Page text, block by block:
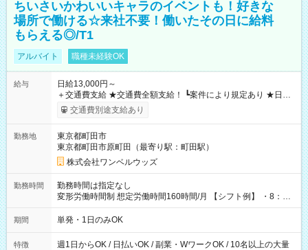
ちいさいかわいいキャラのイベントも！好きな
場所で働ける☆来社不要！働いたその日に給料
もらえる◎/T1
アルバイト 職種未経験OK
給与
日給13,000円～
＋交通費支給 ★交通費全額支給！ ┗案件により規定あり ★日払
いOK！（規定あり） ┗働いたその日に現金GET♪ お仕事後はコ
ンビニATMから 日払い分を引き落とせます！ 【試用期間】試
交通費別途支給あり
勤務地
東京都町田市
東京都町田市原町田（最寄り駅：町田駅）
株式会社ワンベルウッズ
勤務時間
勤務時間は指定なし
変形労働時間制 想定労働時間160時間/月 【シフト例】 ・8：00
～21：00
期間 単発・1日のみOK
特徴
週1日からOK / 日払いOK / 副業・WワークOK / 10名以上の大量